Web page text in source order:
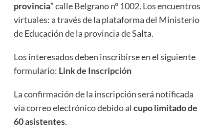
provincia” calle Belgrano n° 1002. Los encuentros
virtuales: a través de la plataforma del Ministerio
de Educación de la provincia de Salta.
Los interesados deben inscribirse en el siguiente
formulario: Link de Inscripción
La confirmación de la inscripción será notificada
vía correo electrónico debido al cupo limitado de
60 asistentes.